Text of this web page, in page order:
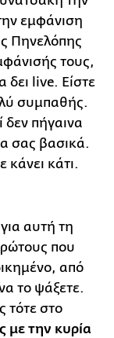
εμφάνιση
Πηνελόπης
τους,
δει live. Είστε
συμπαθής.
δεν πήγαινα
σας βασικά.
κάνει κάτι.
αυτή τη
που
από
το ψάξετε.
στο
με την κυρία